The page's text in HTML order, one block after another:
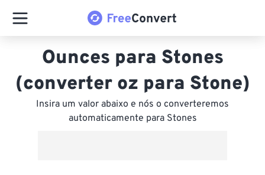
Ounces para Stones
(converter oz para Stone)
Insira um valor abaixo e nós o converteremos
automaticamente para Stones